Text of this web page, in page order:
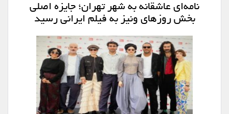
نامه‌ای عاشقانه به شهر تهران؛ جایزه اصلی
بخش روزهای ونیز به فیلم ایرانی رسید